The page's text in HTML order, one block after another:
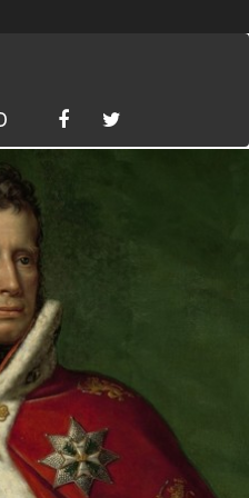
soutěž! Podrobnosti